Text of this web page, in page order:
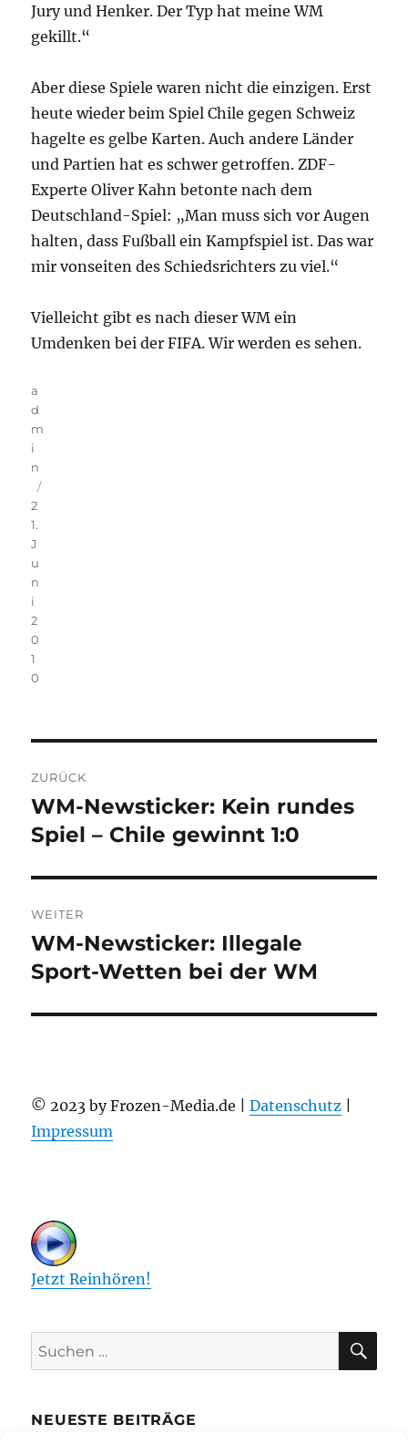
Jury und Henker. Der Typ hat meine WM
gekillt.“
Aber diese Spiele waren nicht die einzigen. Erst
heute wieder beim Spiel Chile gegen Schweiz
hagelte es gelbe Karten. Auch andere Länder
und Partien hat es schwer getroffen. ZDF-
Experte Oliver Kahn betonte nach dem
Deutschland-Spiel: „Man muss sich vor Augen
halten, dass Fußball ein Kampfspiel ist. Das war
mir vonseiten des Schiedsrichters zu viel.“
Vielleicht gibt es nach dieser WM ein
Umdenken bei der FIFA. Wir werden es sehen.
Autor
a
d
m
i
n
Veröffentlicht
am
2
1.
J
u
n
i
2
0
1
0
ZURÜCK
Vorheriger
Beitrag:
WM-Newsticker: Kein rundes
Spiel – Chile gewinnt 1:0
WEITER
Nächster
Beitrag:
WM-Newsticker: Illegale
Sport-Wetten bei der WM
© 2023 by Frozen-Media.de |Datenschutz
Impressum
Jetzt Reinhören!
Suchen
nach:
NEUESTE BEITRÄGE